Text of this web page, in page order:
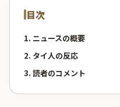
目次
1. ニュースの概要
2. タイ人の反応
3. 読者のコメント